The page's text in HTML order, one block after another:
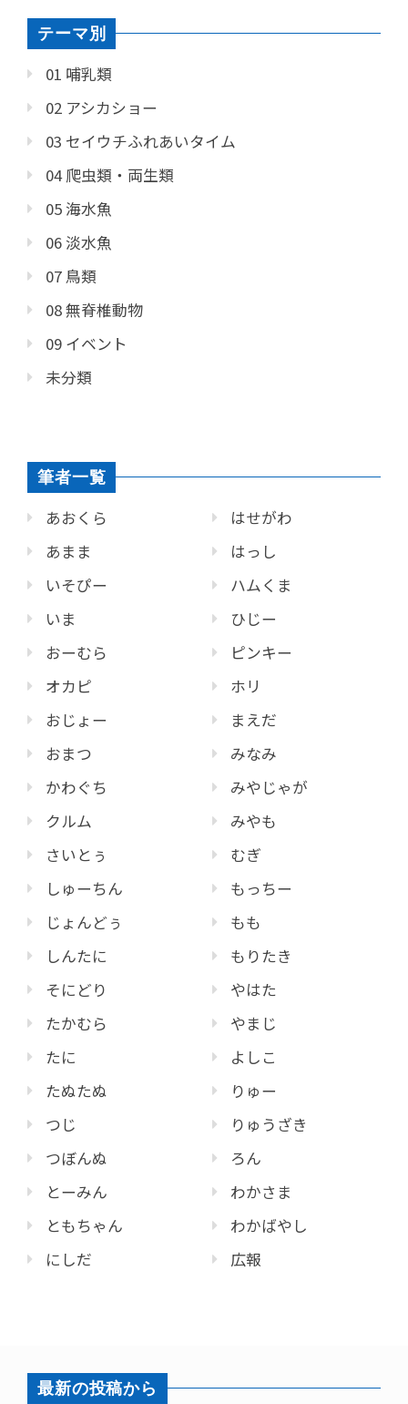
テーマ別
01 哺乳類
02 アシカショー
03 セイウチふれあいタイム
04 爬虫類・両生類
05 海水魚
06 淡水魚
07 鳥類
08 無脊椎動物
09 イベント
未分類
筆者一覧
あおくら
あまま
いそぴー
いま
おーむら
オカピ
おじょー
おまつ
かわぐち
クルム
さいとぅ
しゅーちん
じょんどぅ
しんたに
そにどり
たかむら
たに
たぬたぬ
つじ
つぼんぬ
とーみん
ともちゃん
にしだ
はせがわ
はっし
ハムくま
ひじー
ピンキー
ホリ
まえだ
みなみ
みやじゃが
みやも
むぎ
もっちー
もも
もりたき
やはた
やまじ
よしこ
りゅー
りゅうざき
ろん
わかさま
わかばやし
広報
最新の投稿から